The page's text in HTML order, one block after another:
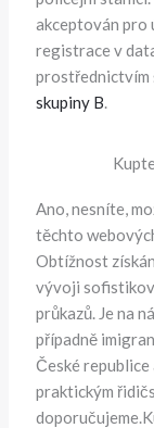
akceptován pro
registrace v
prostřednictvím
skupiny B.
Ano, nesníte,
těchto
Obtížnost
vývoji
průkazů. Je na
případně
České republice
praktickým